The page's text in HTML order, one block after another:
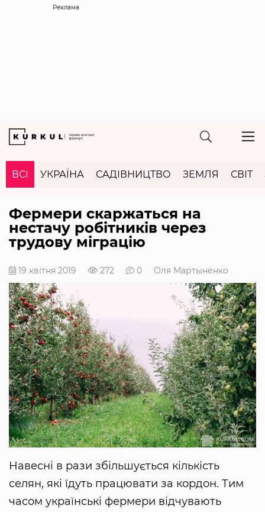
Реклама
ВСІ УКРАЇНА САДІВНИЦТВО ЗЕМЛЯ СВІТ
Фермери скаржаться на
нестачу робітників через
трудову міграцію
19 квітня 2019 272 0 Оля Мартыненко
Навесні в рази збільшується кількість
селян, які їдуть працювати за кордон. Тим
часом українські фермери відчувають